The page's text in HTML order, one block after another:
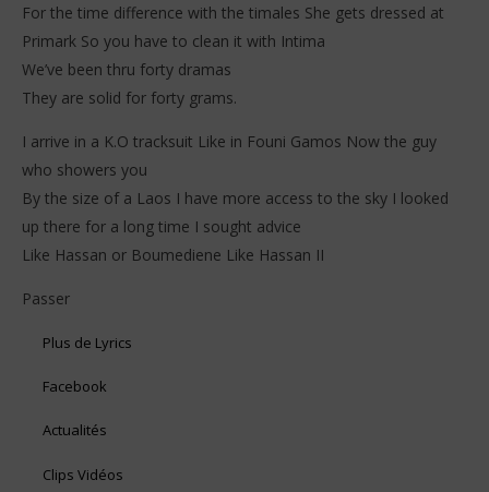
For the time difference with the timales She gets dressed at
Primark So you have to clean it with Intima
We’ve been thru forty dramas
They are solid for forty grams.
I arrive in a K.O tracksuit Like in Founi Gamos Now the guy
who showers you
By the size of a Laos I have more access to the sky I looked
up there for a long time I sought advice
Like Hassan or Boumediene Like Hassan II
Passer
Plus de Lyrics
Facebook
Actualités
Clips Vidéos